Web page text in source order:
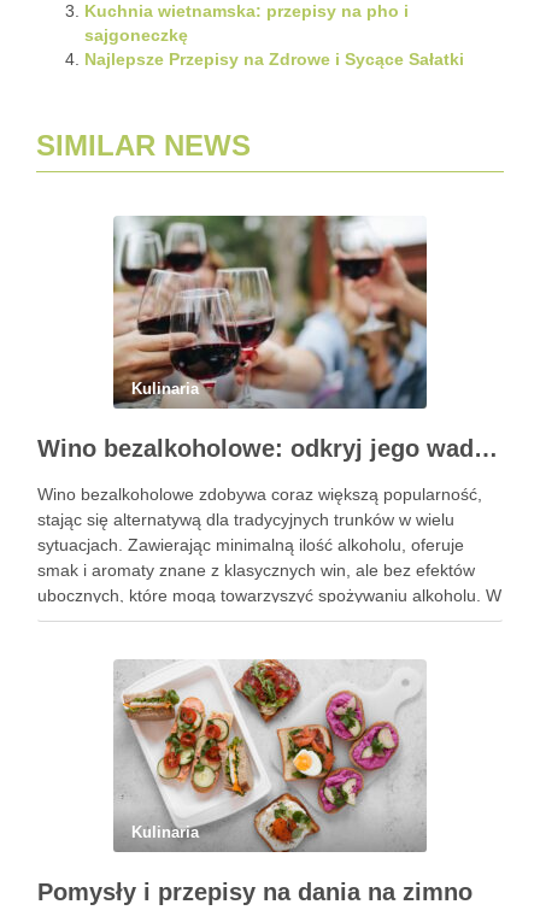
Kuchnia wietnamska: przepisy na pho i
sajgoneczkę
Najlepsze Przepisy na Zdrowe i Sycące Sałatki
SIMILAR NEWS
Kulinaria
Wino bezalkoholowe: odkryj jego wady i zalety
Wino bezalkoholowe zdobywa coraz większą popularność,
stając się alternatywą dla tradycyjnych trunków w wielu
sytuacjach. Zawierając minimalną ilość alkoholu, oferuje
smak i aromaty znane z klasycznych win, ale bez efektów
ubocznych, które mogą towarzyszyć spożywaniu alkoholu. W
obliczu rosnącej świadomości zdrowotnej, wiele osób
Kulinaria
Pomysły i przepisy na dania na zimno